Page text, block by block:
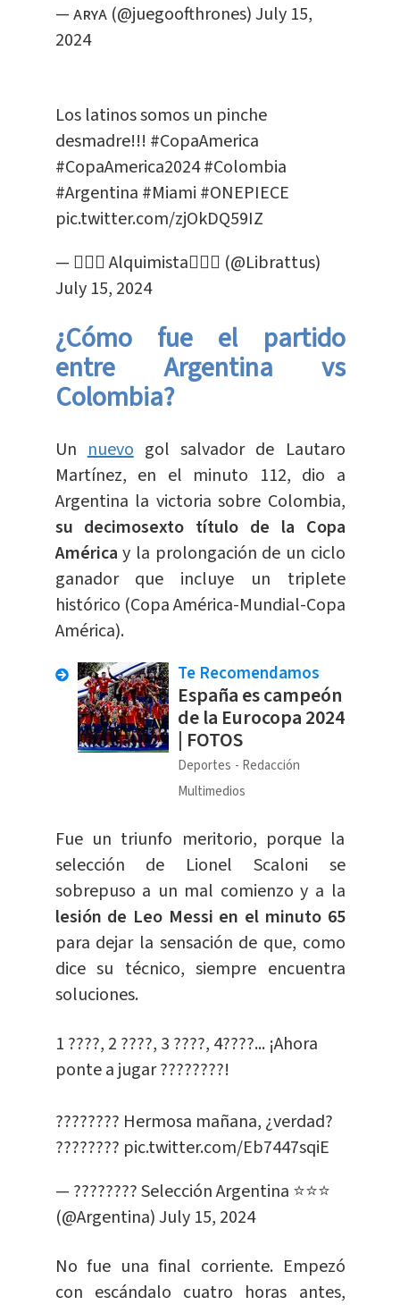
— ᴀʀʏᴀ (@juegoofthrones)July 15,
2024
Los latinos somos un pinche
desmadre!!! #CopaAmerica
#CopaAmerica2024#Colombia
#Argentina #Miami #ONEPIECE
pic.twitter.com/zjOkDQ59IZ
— ▕⃝⃤⁩⁩ Alquimista▕⃝⃤⁩⁩ (@Librattus)
July 15, 2024
¿Cómo fue el partido
entre Argentina vs
Colombia?
Unnuevogol salvador de Lautaro
Martínez, en el minuto 112, dio a
Argentina la victoria sobre Colombia,
su decimosexto título de la Copa
América y la prolongación de un ciclo
ganador que incluye un triplete
histórico (Copa América-Mundial-Copa
América).
Te Recomendamos
España es campeón
de la Eurocopa 2024
| FOTOS
Deportes
Redacción
Multimedios
Fue un triunfo meritorio, porque la
selección de Lionel Scaloni se
sobrepuso a un mal comienzo y a la
lesión de Leo Messi en el minuto 65
para dejar la sensación de que, como
dice su técnico, siempre encuentra
soluciones.
1 ????, 2 ????, 3 ????, 4????... ¡Ahora
ponte a jugar ????????!
???????? Hermosa mañana, ¿verdad?
???????? pic.twitter.com/Eb7447sqiE
— ???????? Selección Argentina ⭐⭐⭐
(@Argentina)July 15, 2024
No fue una final corriente. Empezó
con escándalo cuatro horas antes,